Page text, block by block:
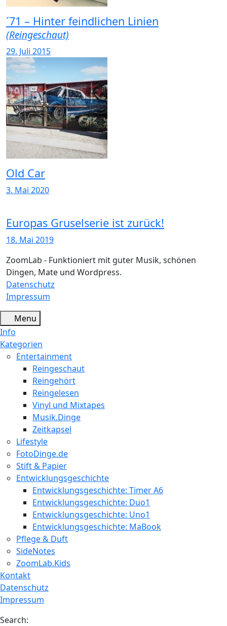
´71 – Hinter feindlichen Linien
(Reingeschaut)
29. Juli 2015
Old Car
3. Mai 2020
Europas Gruselserie ist zurück!
18. Mai 2019
ZoomLab - Funktioniert mit guter Musik, schönen
Dingen, Mate und Wordpress.
Datenschutz
Impressum
Menu
Info
Kategorien
Entertainment
Reingeschaut
Reingehört
Reingelesen
Vinyl und Mixtapes
Musik.Dinge
Zeitkapsel
Lifestyle
FotoDinge.de
Stift & Papier
Entwicklungsgeschichte
Entwicklungsgeschichte: Timer A6
Entwicklungsgeschichte: Duo1
Entwicklungsgeschichte: Uno1
Entwicklungsgeschichte: MaBook
Pflege & Duft
SideNotes
ZoomLab.Kids
Kontakt
Datenschutz
Impressum
Search: